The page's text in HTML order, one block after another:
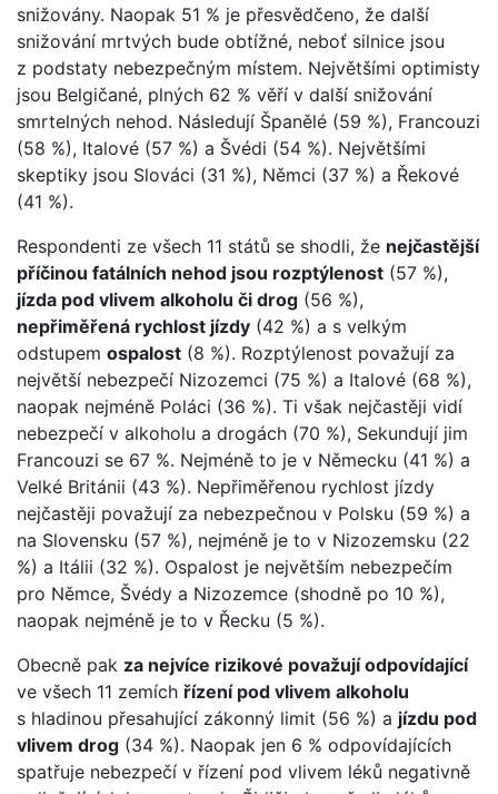
snižovány. Naopak 51 % je přesvědčeno, že další
snižování mrtvých bude obtížné, neboť silnice jsou
z podstaty nebezpečným místem. Největšími optimisty
jsou Belgičané, plných 62 % věří v další snižování
smrtelných nehod. Následují Španělé (59 %), Francouzi
(58 %), Italové (57 %) a Švédi (54 %). Největšími
skeptiky jsou Slováci (31 %), Němci (37 %) a Řekové
(41 %).
Respondenti ze všech 11 států se shodli, že nejčastější
příčinou fatálních nehod jsou rozptýlenost (57 %),
jízda pod vlivem alkoholu či drog (56 %),
nepřiměřená rychlost jízdy (42 %) a s velkým
odstupem ospalost (8 %). Rozptýlenost považují za
největší nebezpečí Nizozemci (75 %) a Italové (68 %),
naopak nejméně Poláci (36 %). Ti však nejčastěji vidí
nebezpečí v alkoholu a drogách (70 %), Sekundují jim
Francouzi se 67 %. Nejméně to je v Německu (41 %) a
Velké Británii (43 %). Nepřiměřenou rychlost jízdy
nejčastěji považují za nebezpečnou v Polsku (59 %) a
na Slovensku (57 %), nejméně je to v Nizozemsku (22
%) a Itálii (32 %). Ospalost je největším nebezpečím
pro Němce, Švédy a Nizozemce (shodně po 10 %),
naopak nejméně je to v Řecku (5 %).
Obecně pak za nejvíce rizikové považují odpovídající
ve všech 11 zemích řízení pod vlivem alkoholu
s hladinou přesahující zákonný limit (56 %) a jízdu pod
vlivem drog (34 %). Naopak jen 6 % odpovídajících
spatřuje nebezpečí v řízení pod vlivem léků negativně